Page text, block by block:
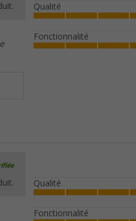
Qualité
Fonctionnalité
Qualité
Fonctionnalité